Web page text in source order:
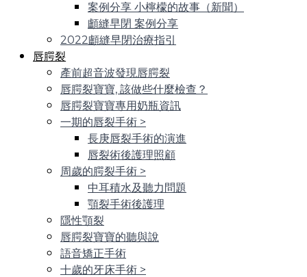
案例分享 小檸檬的故事（新聞）
顱縫早閉 案例分享
2022顱縫早閉治療指引
唇腭裂
產前超音波發現唇腭裂
唇腭裂寶寶, 該做些什麼檢查？
唇腭裂寶寶專用奶瓶資訊
一期的唇裂手術 >
長庚唇裂手術的演進
唇裂術後護理照顧
周歲的腭裂手術 >
中耳積水及聽力問題
顎裂手術後護理
隱性顎裂
唇腭裂寶寶的聽與說
語音矯正手術
十歲的牙床手術 >